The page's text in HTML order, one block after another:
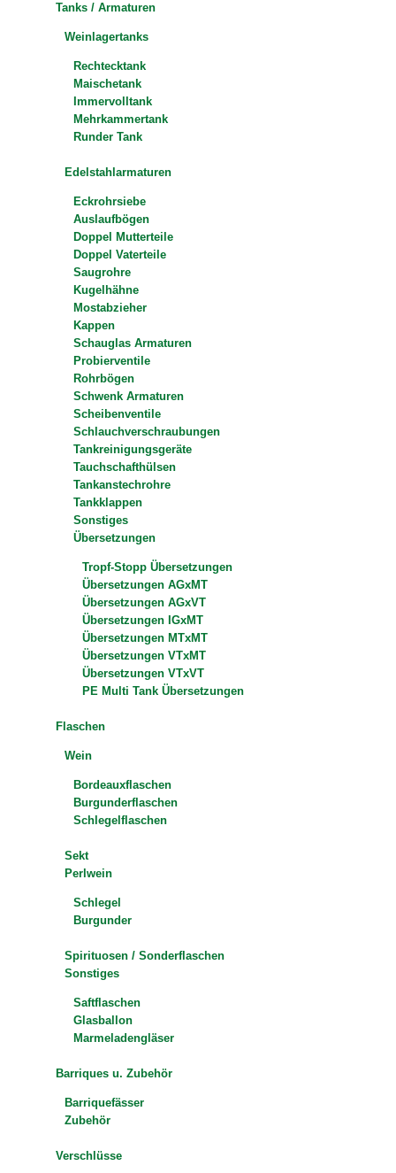
Tanks / Armaturen
Weinlagertanks
Rechtecktank
Maischetank
Immervolltank
Mehrkammertank
Runder Tank
Edelstahlarmaturen
Eckrohrsiebe
Auslaufbögen
Doppel Mutterteile
Doppel Vaterteile
Saugrohre
Kugelhähne
Mostabzieher
Kappen
Schauglas Armaturen
Probierventile
Rohrbögen
Schwenk Armaturen
Scheibenventile
Schlauchverschraubungen
Tankreinigungsgeräte
Tauchschafthülsen
Tankanstechrohre
Tankklappen
Sonstiges
Übersetzungen
Tropf-Stopp Übersetzungen
Übersetzungen AGxMT
Übersetzungen AGxVT
Übersetzungen IGxMT
Übersetzungen MTxMT
Übersetzungen VTxMT
Übersetzungen VTxVT
PE Multi Tank Übersetzungen
Flaschen
Wein
Bordeauxflaschen
Burgunderflaschen
Schlegelflaschen
Sekt
Perlwein
Schlegel
Burgunder
Spirituosen / Sonderflaschen
Sonstiges
Saftflaschen
Glasballon
Marmeladengläser
Barriques u. Zubehör
Barriquefässer
Zubehör
Verschlüsse